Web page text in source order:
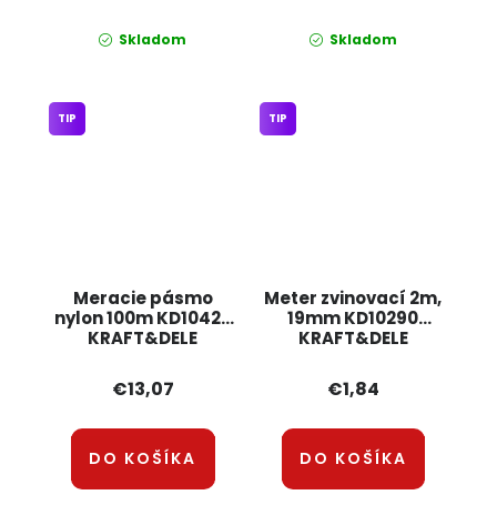
Skladom Skladom
Meracie pásmo
nylon 100m KD10429
KRAFT&DELE
TIP
€13,07
DO KOŠÍKA
Meter zvinovací 2m,
19mm KD10290
KRAFT&DELE
TIP
€1,84
DO KOŠÍKA